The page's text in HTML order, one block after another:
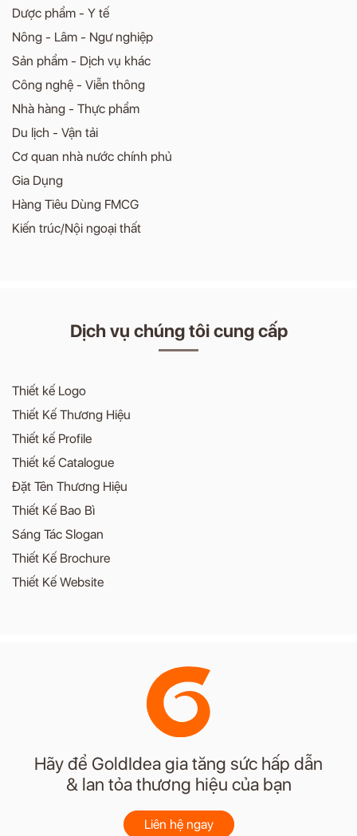
Dược phẩm - Y tế
Nông - Lâm - Ngư nghiệp
Sản phẩm - Dịch vụ khác
Công nghệ - Viễn thông
Nhà hàng - Thực phẩm
Du lịch - Vận tải
Cơ quan nhà nước chính phủ
Gia Dụng
Hàng Tiêu Dùng FMCG
Kiến trúc/Nội ngoại thất
Dịch vụ chúng tôi cung cấp
Thiết kế Logo
Thiết Kế Thương Hiệu
Thiết kế Profile
Thiết kế Catalogue
Đặt Tên Thương Hiệu
Thiết Kế Bao Bì
Sáng Tác Slogan
Thiết Kế Brochure
Thiết Kế Website
Hãy để GoldIdea gia tăng sức hấp dẫn
& lan tỏa thương hiệu của bạn
Liên hệ ngay